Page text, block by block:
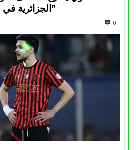
الجزائرية في المسابقات القارية”
0